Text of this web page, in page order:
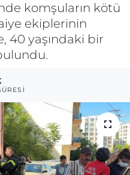
komşuların kötü
ekiplerinin
40 yaşındaki bir